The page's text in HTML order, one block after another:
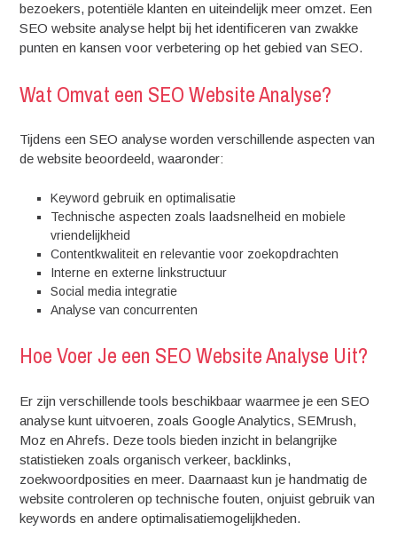
bezoekers, potentiële klanten en uiteindelijk meer omzet. Een
SEO website analyse helpt bij het identificeren van zwakke
punten en kansen voor verbetering op het gebied van SEO.
Wat Omvat een SEO Website Analyse?
Tijdens een SEO analyse worden verschillende aspecten van
de website beoordeeld, waaronder:
Keyword gebruik en optimalisatie
Technische aspecten zoals laadsnelheid en mobiele
vriendelijkheid
Contentkwaliteit en relevantie voor zoekopdrachten
Interne en externe linkstructuur
Social media integratie
Analyse van concurrenten
Hoe Voer Je een SEO Website Analyse Uit?
Er zijn verschillende tools beschikbaar waarmee je een SEO
analyse kunt uitvoeren, zoals Google Analytics, SEMrush,
Moz en Ahrefs. Deze tools bieden inzicht in belangrijke
statistieken zoals organisch verkeer, backlinks,
zoekwoordposities en meer. Daarnaast kun je handmatig de
website controleren op technische fouten, onjuist gebruik van
keywords en andere optimalisatiemogelijkheden.